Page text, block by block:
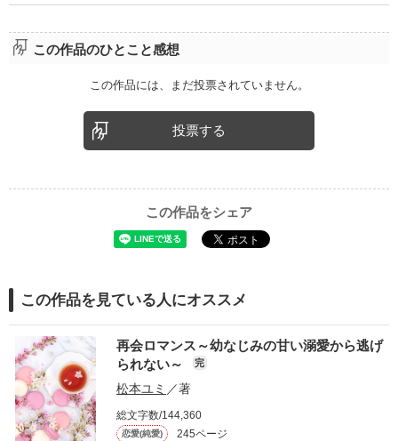
この作品のひとこと感想
この作品には、まだ投票されていません。
投票する
この作品をシェア
この作品を見ている人にオススメ
再会ロマンス～幼なじみの甘い溺愛から逃げ
られない～
完
松本ユミ ／著
総文字数/144,360
恋愛(純愛) 245ページ